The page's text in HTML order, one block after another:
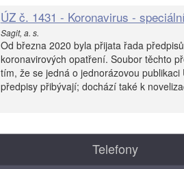
ÚZ č. 1431 - Koronavirus -
Sagit, a. s.
Od března 2020 byla přijata řada
koronavirových opatření. Soubor těchto
tím, že se jedná o jednorázovou
předpisy přibývají; dochází také k
Telefony